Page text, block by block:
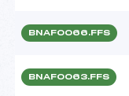
BNAF0066.FFS
BNAF0063.FFS